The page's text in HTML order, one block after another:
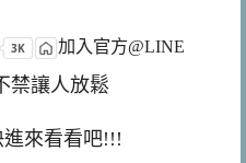
加入官方@LINE
禁讓人放鬆
來看看吧!!!